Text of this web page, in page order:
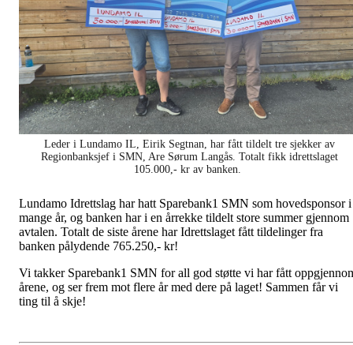
Leder i Lundamo IL, Eirik Segtnan, har fått tildelt tre sjekker av
Regionbanksjef i SMN, Are Sørum Langås. Totalt fikk idrettslaget
105.000,- kr av banken.
Lundamo Idrettslag har hatt Sparebank1 SMN som hovedsponsor i
mange år, og banken har i en årrekke tildelt store summer gjennom
avtalen. Totalt de siste årene har Idrettslaget fått tildelinger fra
banken pålydende 765.250,- kr!
Vi takker Sparebank1 SMN for all god støtte vi har fått
årene, og ser frem mot flere år med dere på laget! Sammen får vi
ting til å skje!